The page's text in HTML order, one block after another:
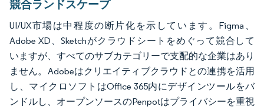
競合ランドスケープ
UI/UX市場は中程度の断片化を示しています。Figma、
Adobe XD、Sketchがクラウドシートをめぐって競合して
いますが、すべてのサブカテゴリーで支配的な企業はあり
ません。Adobeはクリエイティブクラウドとの連携を活用
し、マイクロソフトはOffice 365内にデザインツールをバ
ンドルし、オープンソースのPenpotはプライバシーを重視